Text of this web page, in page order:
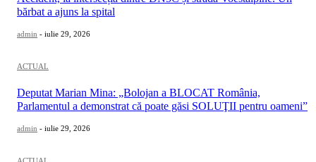
bărbat a ajuns la spital
admin - iulie 29, 2026
ACTUAL
Deputat Marian Mina: „Bolojan a BLOCAT România,
Parlamentul a demonstrat că poate găsi SOLUŢII pentru oameni”
admin - iulie 29, 2026